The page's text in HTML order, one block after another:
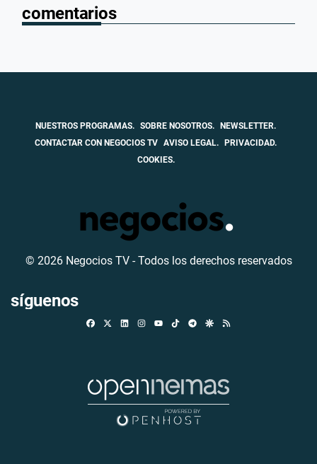
comentarios
NUESTROS PROGRAMAS. SOBRE NOSOTROS. NEWSLETTER.
CONTACTAR CON NEGOCIOS TV AVISO LEGAL. PRIVACIDAD.
COOKIES.
© 2026 Negocios TV - Todos los derechos reservados
síguenos
FacebookLinkedinInstagramTikTokTelegramGoogle Discover